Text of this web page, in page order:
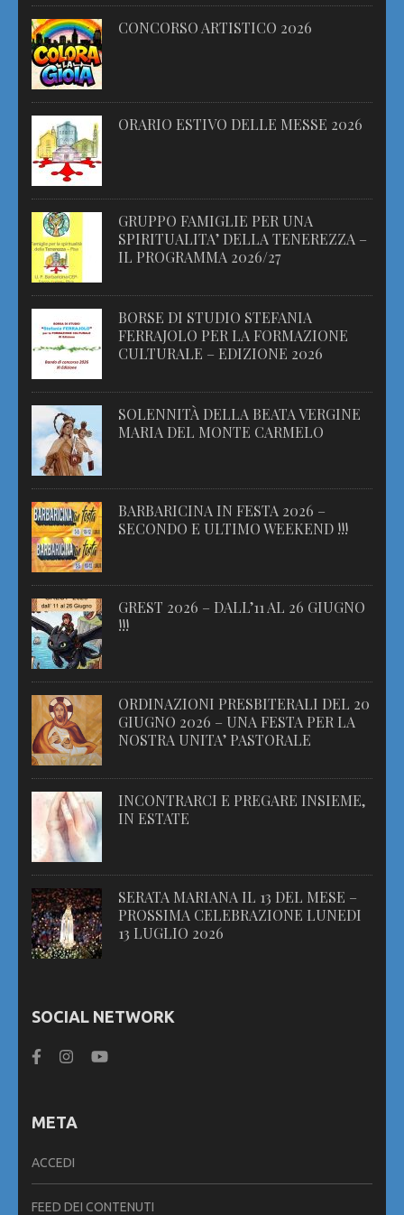
CONCORSO ARTISTICO 2026
ORARIO ESTIVO DELLE MESSE 2026
GRUPPO FAMIGLIE PER UNA
SPIRITUALITA’ DELLA TENEREZZA –
IL PROGRAMMA 2026/27
BORSE DI STUDIO STEFANIA
FERRAJOLO PER LA FORMAZIONE
CULTURALE – EDIZIONE 2026
SOLENNITÀ DELLA BEATA VERGINE
MARIA DEL MONTE CARMELO
BARBARICINA IN FESTA 2026 –
SECONDO E ULTIMO WEEKEND !!!
GREST 2026 – DALL’11 AL 26 GIUGNO
!!!
ORDINAZIONI PRESBITERALI DEL 20
GIUGNO 2026 – UNA FESTA PER LA
NOSTRA UNITA’ PASTORALE
INCONTRARCI E PREGARE INSIEME,
IN ESTATE
SERATA MARIANA IL 13 DEL MESE –
PROSSIMA CELEBRAZIONE LUNEDI
13 LUGLIO 2026
SOCIAL NETWORK
META
ACCEDI
FEED DEI CONTENUTI